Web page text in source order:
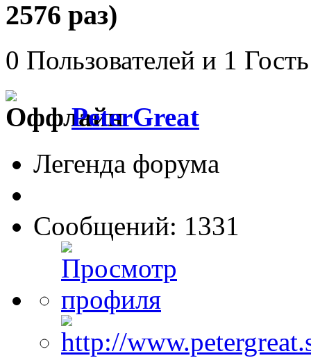
2576 раз)
0 Пользователей и 1
PeterGreat
Легенда форума
Сообщений: 1331